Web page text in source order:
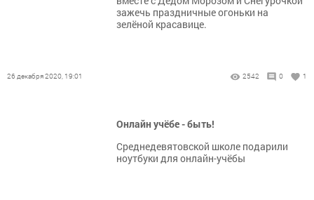
зажечь праздничные огоньки на
зелёной красавице.
26 декабря 2020, 19:01 2542 0 1
Онлайн учёбе - быть!
Среднедевятовской школе подарили
ноутбуки для онлайн-учёбы